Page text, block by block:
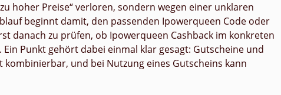
hoher Preise“ verloren, sondern wegen einer unklaren
beginnt damit, den passenden Ipowerqueen Code oder
danach zu prüfen, ob Ipowerqueen Cashback im konkreten
Punkt gehört dabei einmal klar gesagt: Gutscheine und
kombinierbar, und bei Nutzung eines Gutscheins kann